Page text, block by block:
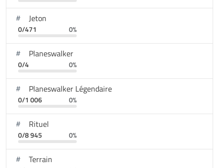
Jeton
0/471 0%
Planeswalker
0/4 0%
Planeswalker Légendaire
0/1 006 0%
Rituel
0/8 945 0%
Terrain